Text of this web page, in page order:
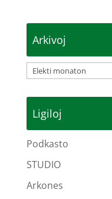
Arkivoj
Arkivoj
Ligiloj
Podkasto
STUDIO
Arkones